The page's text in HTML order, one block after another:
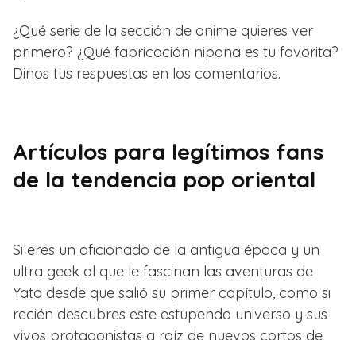
¿Qué serie de la sección de anime quieres ver
primero? ¿Qué fabricación nipona es tu favorita?
Dinos tus respuestas en los comentarios.
Artículos para legítimos fans
de la tendencia pop oriental
Si eres un aficionado de la antigua época y un
ultra geek al que le fascinan las aventuras de
Yato desde que salió su primer capítulo, como si
recién descubres este estupendo universo y sus
vivos protagonistas a raíz de nuevos cortos de